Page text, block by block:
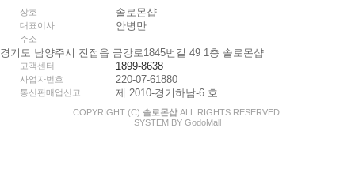
상호 솔로몬샵
대표이사 안병만
주소
경기도 남양주시 진접읍 금강로1845번길 49 1층 솔로몬샵
고객센터 1899-8638
사업자번호 220-07-61880
통신판매업신고 제 2010-경기하남-6 호
COPYRIGHT (C) 솔로몬샵 ALL RIGHTS RESERVED.
SYSTEM BY GodoMall